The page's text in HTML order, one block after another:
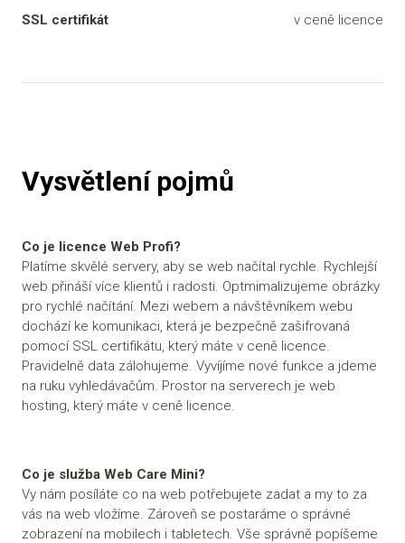
SSL certifikát v ceně licence
Vysvětlení pojmů
Co je licence Web Profi?
Platíme skvělé servery, aby se web načítal rychle. Rychlejší
web přináší více klientů i radosti. Optmimalizujeme obrázky
pro rychlé načítání. Mezi webem a návštěvníkem webu
dochází ke komunikaci, která je bezpečně zašifrovaná
pomocí SSL certifikátu, který máte v ceně licence.
Pravidelně data zálohujeme. Vyvíjíme nové funkce a jdeme
na ruku vyhledávačům. Prostor na serverech je web
hosting, který máte v ceně licence.
Co je služba Web Care Mini?
Vy nám posíláte co na web potřebujete zadat a my to za
vás na web vložíme. Zároveň se postaráme o správné
zobrazení na mobilech i tabletech. Vše správně popíšeme